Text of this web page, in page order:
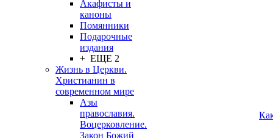
Акафисты и
каноны
Помянники
Подарочные
издания
+ ЕЩЕ 2
Жизнь в Церкви.
Христианин в
современном мире
Азы
православия.
Воцерковление.
Закон Божий